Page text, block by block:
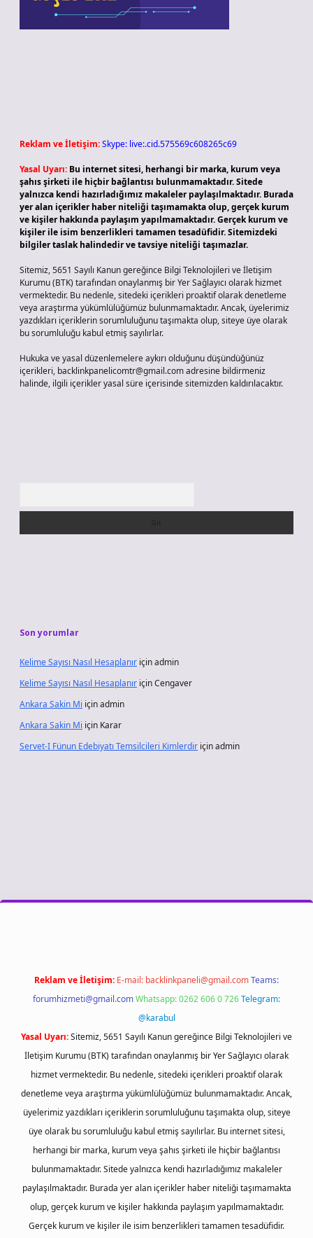
Reklam ve İletişim:Skype: live:.cid.575569c608265c69
Yasal Uyarı: Bu internet sitesi, herhangi bir marka, kurum veya
şahıs şirketi ile hiçbir bağlantısı bulunmamaktadır. Sitede
yalnızca kendi hazırladığımız makaleler paylaşılmaktadır. Burada
yer alan içerikler haber niteliği taşımamakta olup, gerçek kurum
ve kişiler hakkında paylaşım yapılmamaktadır. Gerçek kurum ve
kişiler ile isim benzerlikleri tamamen tesadüfidir. Sitemizdeki
bilgiler taslak halindedir ve tavsiye niteliği taşımazlar.
Sitemiz, 5651 Sayılı Kanun gereğince Bilgi Teknolojileri ve İletişim
Kurumu (BTK) tarafından onaylanmış bir Yer Sağlayıcı olarak hizmet
vermektedir. Bu nedenle, sitedeki içerikleri proaktif olarak denetleme
veya araştırma yükümlülüğümüz bulunmamaktadır. Ancak, üyelerimiz
yazdıkları içeriklerin sorumluluğunu taşımakta olup, siteye üye olarak
bu sorumluluğu kabul etmiş sayılırlar.
Hukuka ve yasal düzenlemelere aykırı olduğunu düşündüğünüz
içerikleri, backlinkpanelicomtr@gmail.comadresine bildirmeniz
halinde, ilgili içerikler yasal süre içerisinde sitemizden kaldırılacaktır.
Son yorumlar
Kelime Sayısı Nasıl Hesaplanır içinadmin
Kelime Sayısı Nasıl Hesaplanır içinCengaver
Ankara Sakin Mi içinadmin
Ankara Sakin Mi için Karar
Servet-I Fünun Edebiyatı Temsilcileri Kimlerdir içinadmin
Reklam ve İletişim: E-mail: backlinkpaneli@gmail.comTeams:
forumhizmeti@gmail.comWhatsapp: 0262 606 0 726Telegram:
@karabul
Yasal Uyarı:Sitemiz, 5651 Sayılı Kanun gereğince Bilgi Teknolojileri ve
İletişim Kurumu (BTK) tarafından onaylanmış bir Yer Sağlayıcı olarak
hizmet vermektedir. Bu nedenle, sitedeki içerikleri proaktif olarak
denetleme veya araştırma yükümlülüğümüz bulunmamaktadır. Ancak,
üyelerimiz yazdıkları içeriklerin sorumluluğunu taşımakta olup, siteye
üye olarak bu sorumluluğu kabul etmiş sayılırlar. Bu internet sitesi,
herhangi bir marka, kurum veya şahıs şirketi ile hiçbir bağlantısı
bulunmamaktadır. Sitede yalnızca kendi hazırladığımız makaleler
paylaşılmaktadır. Burada yer alan içerikler haber niteliği taşımamakta
olup, gerçek kurum ve kişiler hakkında paylaşım yapılmamaktadır.
Gerçek kurum ve kişiler ile isim benzerlikleri tamamen tesadüfidir.